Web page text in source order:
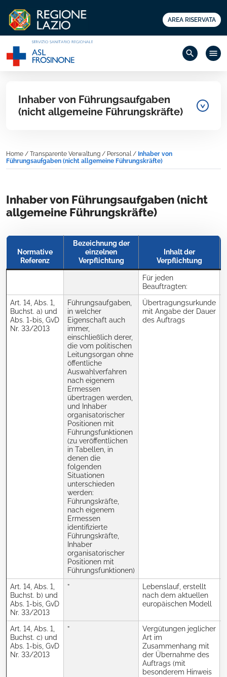
AREA RISERVATA
search menu
Inhaber von Führungsaufgaben
(nicht allgemeine Führungskräfte)
Home / Transparente Verwaltung / Personal/ Inhaber von
Führungsaufgaben (nicht allgemeine Führungskräfte)
Inhaber von Führungsaufgaben (nicht
allgemeine Führungskräfte)
Normative
Referenz
Bezeichnung der
einzelnen
Verpflichtung
Inhalt der
Verpflichtung
Für jeden
Beauftragten:
Art. 14, Abs. 1,
Buchst. a) und
Abs. 1-bis, GvD
Nr. 33/2013
Führungsaufgaben,
in welcher
Eigenschaft auch
immer,
einschließlich derer,
die vom politischen
Leitungsorgan ohne
öffentliche
Auswahlverfahren
nach eigenem
Ermessen
übertragen werden,
und Inhaber
organisatorischer
Positionen mit
Führungsfunktionen
(zu veröffentlichen
in Tabellen, in
denen die
folgenden
Situationen
unterschieden
werden:
Führungskräfte,
nach eigenem
Ermessen
identifizierte
Führungskräfte,
Inhaber
organisatorischer
Positionen mit
Führungsfunktionen)
Übertragungsurkunde
mit Angabe der Dauer
des Auftrags
Art. 14, Abs. 1,
Buchst. b) und
Abs. 1-bis, GvD
Nr. 33/2013
”
Lebenslauf, erstellt
nach dem aktuellen
europäischen Modell
Art. 14, Abs. 1,
Buchst. c) und
Abs. 1-bis, GvD
Nr. 33/2013
”
Vergütungen jeglicher
Art im
Zusammenhang mit
der Übernahme des
Auftrags (mit
besonderem Hinweis